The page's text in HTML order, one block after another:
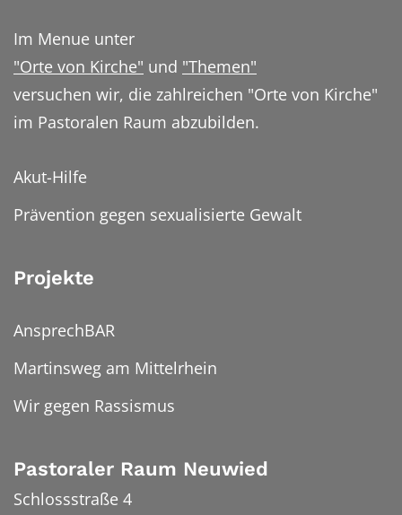
Im Menue unter
"Orte von Kirche" und "Themen"
versuchen wir, die zahlreichen "Orte von Kirche"
im Pastoralen Raum abzubilden.
Akut-Hilfe
Prävention gegen sexualisierte Gewalt
Projekte
AnsprechBAR
Martinsweg am Mittelrhein
Wir gegen Rassismus
Pastoraler Raum Neuwied
Schlossstraße 4